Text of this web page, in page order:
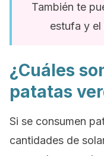
También te
estufa y el
¿Cuáles
patatas
Si se consumen
cantidades de